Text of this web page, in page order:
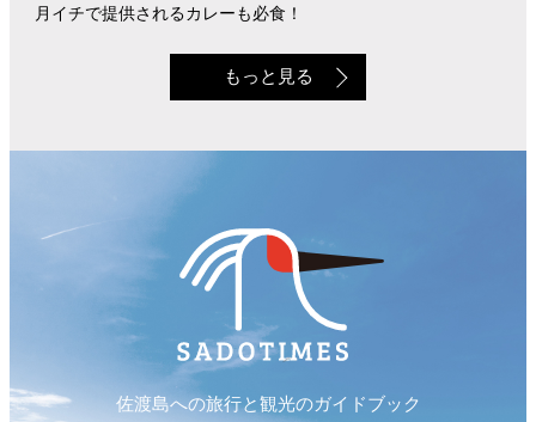
月イチで提供されるカレーも必食！
もっと見る
佐渡島への旅行と観光のガイドブック